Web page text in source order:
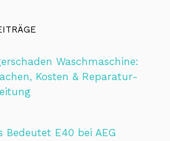
Waschmaschine:
Kosten & Reparatur-
Bedeutet E40 bei AEG